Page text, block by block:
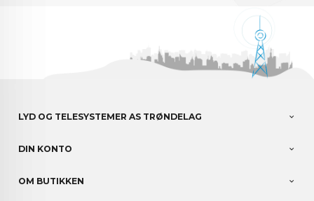
LYD OG TELESYSTEMER AS TRØNDELAG
DIN KONTO
OM BUTIKKEN